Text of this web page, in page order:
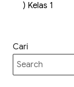
) Kelas 1
Cari